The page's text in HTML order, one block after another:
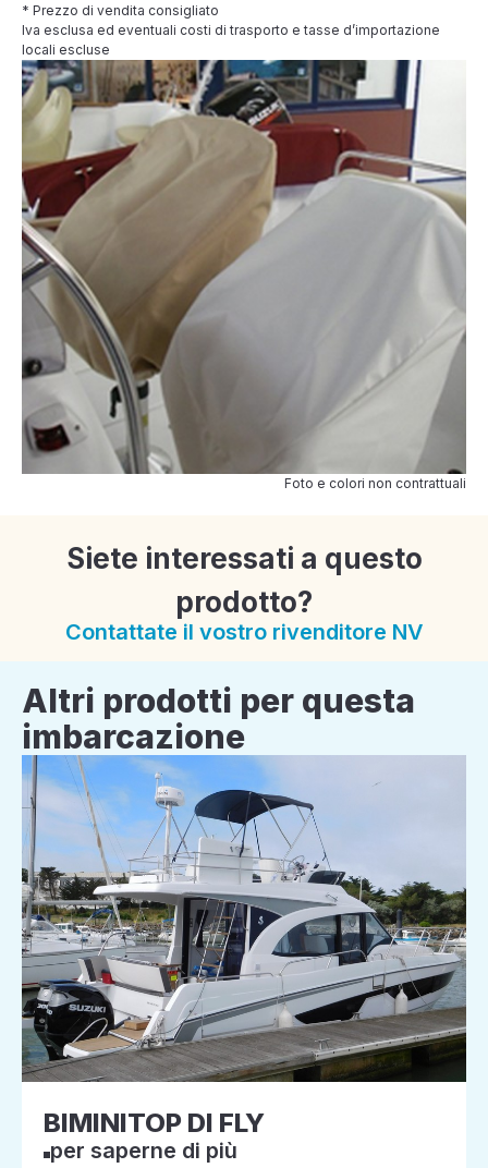
* Prezzo di vendita consigliato
Iva esclusa ed eventuali costi di trasporto e tasse d’importazione
locali escluse
Foto e colori non contrattuali
Siete interessati a questo
prodotto?
Contattate il vostro rivenditore NV
Altri prodotti per questa
imbarcazione
BIMINITOP DI FLY
per saperne di più